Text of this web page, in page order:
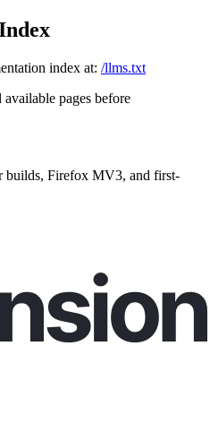
index at: /llms.txt
pages before
builds, Firefox MV3, and first-